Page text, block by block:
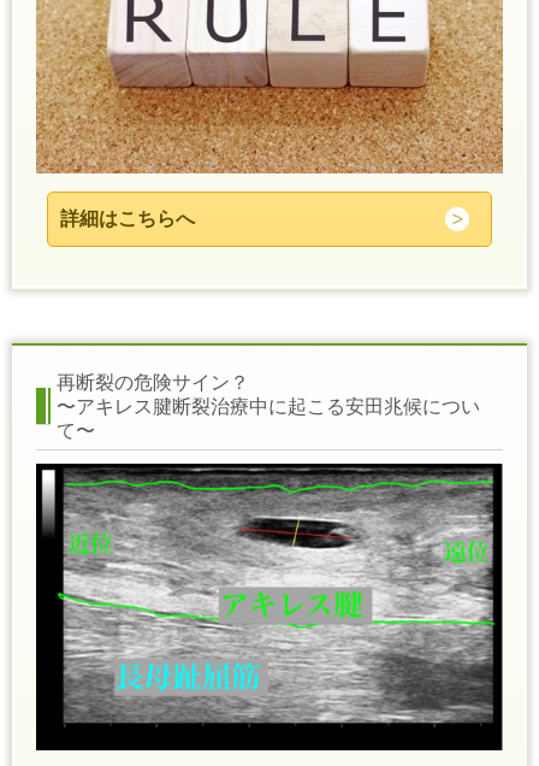
詳細はこちらへ
再断裂の危険サイン？
〜アキレス腱断裂治療中に起こる安田兆候につい
て〜